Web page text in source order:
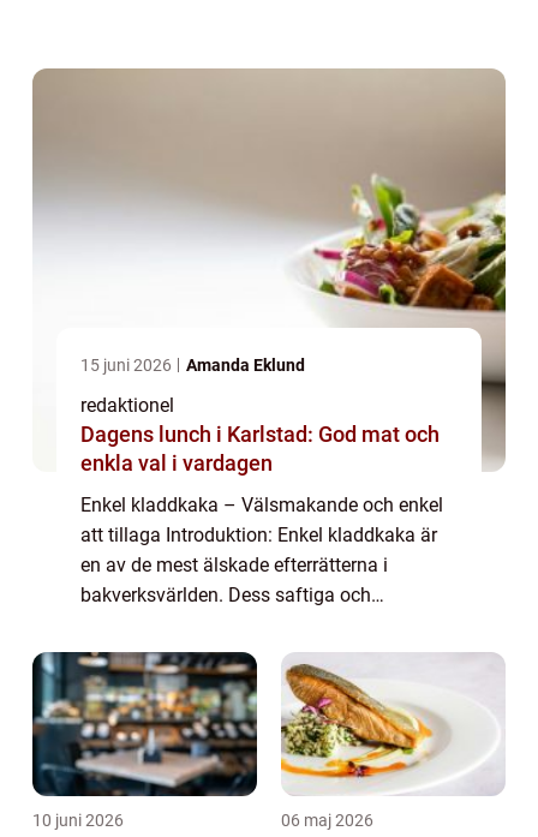
15 juni 2026 Amanda Eklund
redaktionel
Dagens lunch i Karlstad: God mat och
enkla val i vardagen
Enkel kladdkaka – Välsmakande och enkel
att tillaga Introduktion: Enkel kladdkaka är
en av de mest älskade efterrätterna i
bakverksvärlden. Dess saftiga och
enkla tillagningsmetod gör den till en favorit
ho...
10 juni 2026 06 maj 2026